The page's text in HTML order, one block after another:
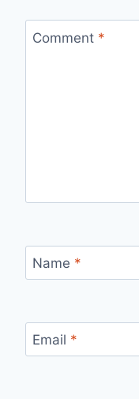
Comment *
Name *
Email *